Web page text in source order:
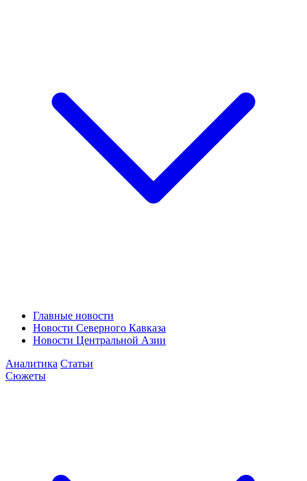
Главные новости
Новости Северного Кавказа
Новости Центральной Азии
Аналитика Статьи
Сюжеты